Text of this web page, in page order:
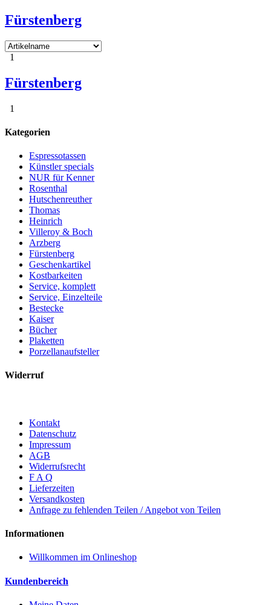
Fürstenberg
1
Fürstenberg
1
Kategorien
Espressotassen
Künstler specials
NUR für Kenner
Rosenthal
Hutschenreuther
Thomas
Heinrich
Villeroy & Boch
Arzberg
Fürstenberg
Geschenkartikel
Kostbarkeiten
Service, komplett
Service, Einzelteile
Bestecke
Kaiser
Bücher
Plaketten
Porzellanaufsteller
Widerruf
Kontakt
Datenschutz
Impressum
AGB
Widerrufsrecht
F A Q
Lieferzeiten
Versandkosten
Anfrage zu fehlenden Teilen / Angebot von Teilen
Informationen
Willkommen im Onlineshop
Kundenbereich